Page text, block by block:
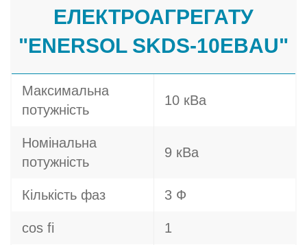
ЕЛЕКТРОАГРЕГАТУ
"ENERSOL SKDS-10EBAU"
Максимальна
потужність
10 кВа
Номінальна
потужність
9 кВа
Кількість фаз 3 Ф
cos fi 1